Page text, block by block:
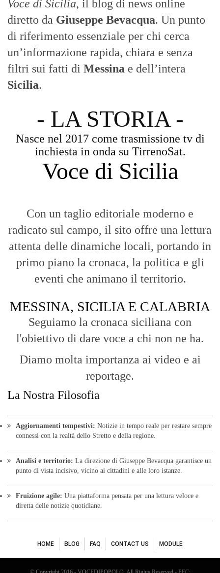
Voce di Sicilia, il blog di news online
diretto da Giuseppe Bevacqua. Un punto
di riferimento essenziale per chi cerca
un’informazione rapida, chiara e senza
filtri sui fatti di Messina e dell’intera
Sicilia.
- LA STORIA -
Nasce nel 2017 come trasmissione tv di
inchiesta in onda su TirrenoSat.
Voce di Sicilia
Con un taglio editoriale moderno e
radicato sul campo, il sito offre una lettura
attenta delle dinamiche locali, portando in
primo piano la cronaca, la politica e gli
eventi che animano il territorio.
MESSINA, SICILIA E CALABRIA
Seguiamo la cronaca siciliana con
l'obiettivo di dare voce a chi non ne ha.
Diamo molta importanza ai video e ai
reportage.
La Nostra Filosofia
Aggiornamenti tempestivi: Notizie in tempo reale per restare sempre
connessi con la realtà dello Stretto e della regione.
Analisi e territorio: La direzione di Giuseppe Bevacqua garantisce un
punto di vista incisivo, vicino ai cittadini e alle loro istanze.
Fruizione agile: Una piattaforma pensata per una lettura veloce e
diretta delle notizie quotidiane.
HOME BLOG FAQ CONTACT US MODULE